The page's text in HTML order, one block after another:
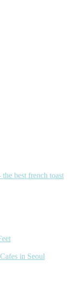
best french toast
in Seoul